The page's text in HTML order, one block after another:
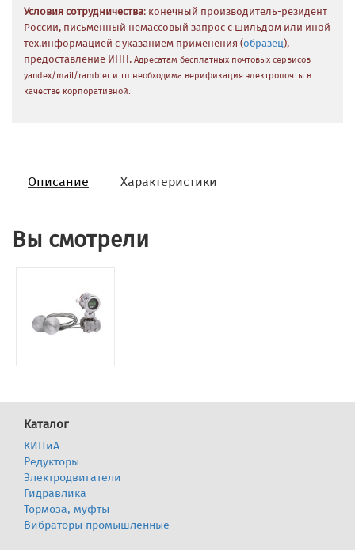
Условия сотрудничества: конечный производитель-резидент
России, письменный немассовый запрос с шильдом или иной
тех.информацией с указанием применения (образец),
предоставление ИНН. Адресатам бесплатных почтовых сервисов
yandex/mail/rambler и тп необходима верификация электропочты в
качестве корпоративной.
Описание Характеристики
Вы смотрели
Каталог
КИПиА
Редукторы
Электродвигатели
Гидравлика
Тормоза, муфты
Вибраторы промышленные